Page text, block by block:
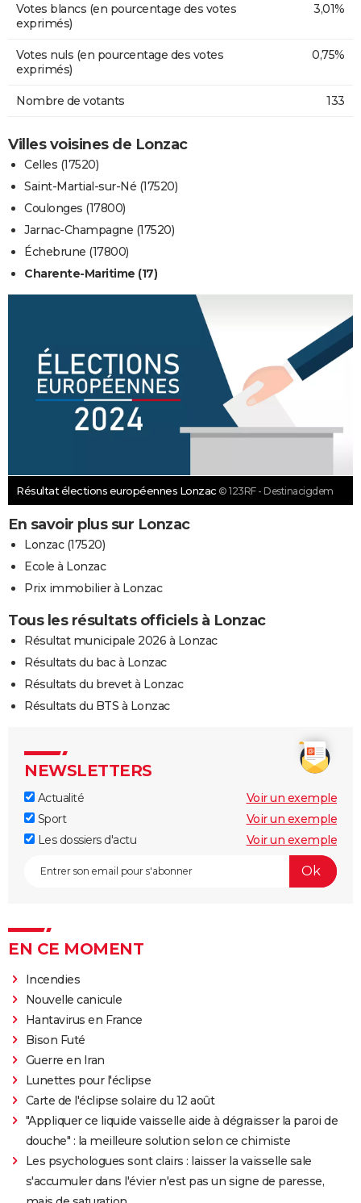
Votes blancs (en pourcentage des votes
exprimés)
3,01%
Votes nuls (en pourcentage des votes
exprimés)
0,75%
Nombre de votants 133
Villes voisines de Lonzac
Celles (17520)
Saint-Martial-sur-Né (17520)
Coulonges (17800)
Jarnac-Champagne (17520)
Échebrune (17800)
Charente-Maritime (17)
Résultat élections européennes Lonzac © 123RF - Destinacigdem
En savoir plus sur Lonzac
Lonzac (17520)
Ecole à Lonzac
Prix immobilier à Lonzac
Tous les résultats officiels à Lonzac
Résultat municipale 2026 à Lonzac
Résultats du bac à Lonzac
Résultats du brevet à Lonzac
Résultats du BTS à Lonzac
NEWSLETTERS
Actualité
Voir un exemple
Sport
Voir un exemple
Les dossiers d'actu
Voir un exemple
EN CE MOMENT
Incendies
Nouvelle canicule
Hantavirus en France
Bison Futé
Guerre en Iran
Lunettes pour l'éclipse
Carte de l'éclipse solaire du 12 août
"Appliquer ce liquide vaisselle aide à dégraisser la paroi de
douche" : la meilleure solution selon ce chimiste
Les psychologues sont clairs : laisser la vaisselle sale
s'accumuler dans l'évier n'est pas un signe de paresse,